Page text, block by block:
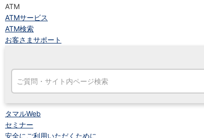
ATM
ATMサービス
ATM検索
お客さまサポート
タマルWeb
セミナー
安全にご利用いただくために